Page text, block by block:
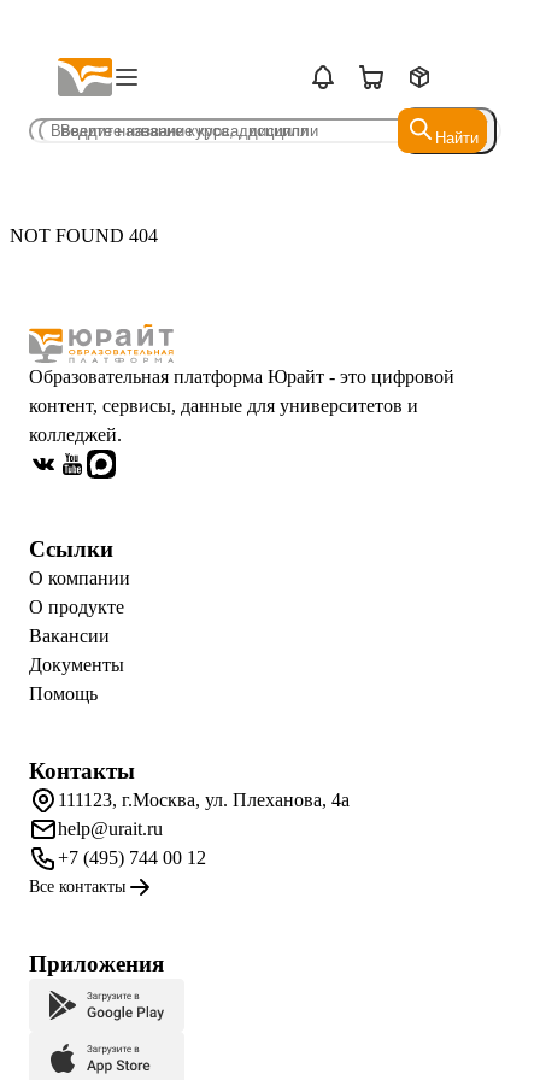
Найти
Найти
NOT FOUND 404
Образовательная платформа Юрайт - это цифровой
контент, сервисы, данные для университетов и
колледжей.
Ссылки
О компании
О продукте
Вакансии
Документы
Помощь
Контакты
111123, г.Москва, ул. Плеханова, 4а
help@urait.ru
+7 (495) 744 00 12
Все контакты
Приложения